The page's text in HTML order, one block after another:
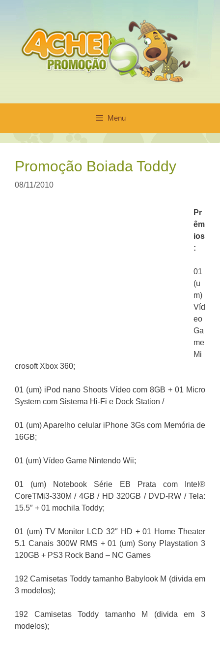
conteúdo
Menu
Promoção Boiada Toddy
08/11/2010
Pr
êm
ios
:
01
(u
m)
Víd
eo
Ga
me
Mi
crosoft Xbox 360;
01 (um) iPod nano Shoots Vídeo com 8GB + 01 Micro
System com Sistema Hi-Fi e Dock Station /
01 (um) Aparelho celular iPhone 3Gs com Memória de
16GB;
01 (um) Vídeo Game Nintendo Wii;
01 (um) Notebook Série EB Prata com Intel®
CoreTMi3-330M / 4GB / HD 320GB / DVD-RW / Tela:
15.5″ + 01 mochila Toddy;
01 (um) TV Monitor LCD 32″ HD + 01 Home Theater
5.1 Canais 300W RMS + 01 (um) Sony Playstation 3
120GB + PS3 Rock Band – NC Games
192 Camisetas Toddy tamanho Babylook M (divida em
3 modelos);
192 Camisetas Toddy tamanho M (divida em 3
modelos);